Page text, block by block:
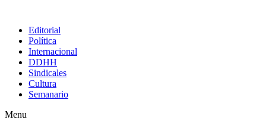
Editorial
Política
Internacional
DDHH
Sindicales
Cultura
Semanario
Menu